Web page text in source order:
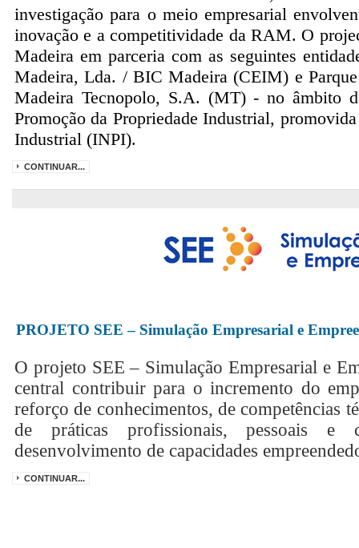
investigação para o meio empresarial
inovação e a competitividade da RAM. O
Madeira em parceria com as seguintes
Madeira, Lda. / BIC Madeira (CEIM) e
Madeira Tecnopolo, S.A. (MT) - no âmbito
Promoção da Propriedade Industrial,
Industrial (INPI).
CONTINUAR...
PROJETO SEE – Simulação Empresarial e
O projeto SEE – Simulação Empresarial e
central contribuir para o incremento do
reforço de conhecimentos, de competências
de práticas profissionais, pessoais e
desenvolvimento de capacidades
CONTINUAR...